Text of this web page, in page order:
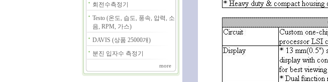
회전수측정기
Testo (온도, 습도, 풍속, 압력, 소
음, RPM, 가스)
DAVIS (상품 25000개)
분진 입자수 측정기
more